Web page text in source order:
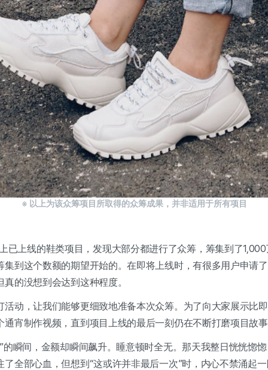
※ 以上为该众筹项目所取得的众筹成果，并非适用于所有项目
已上线的鞋类项目，发现大部分都进行了众筹，筹集到了
集到这个数额的期望开始的。在即将上线时，有很多用户申请
的没想到会达到这种程度。
活动，让我们能够更细致地准备本次众筹。为了向大家展示比
通宵制作视频，直到项目上线的最后一刻仍在不断打磨项目故
的瞬间，金额却瞬间飙升。睡意顿时全无。那天我整日恍恍惚
了全部心血，但想到“这或许并非最后一次”时，内心不禁涌起